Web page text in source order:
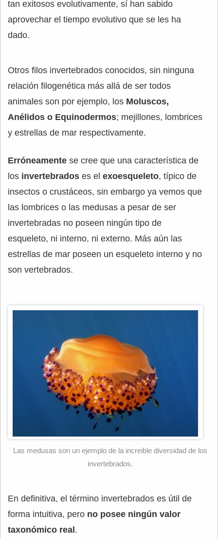
tan exitosos evolutivamente, sí han sabido
aprovechar el tiempo evolutivo que se les ha
dado.
Otros filos invertebrados conocidos, sin ninguna
relación filogenética más allá de ser todos
animales son por ejemplo, los Moluscos,
Anélidos o Equinodermos; mejillones, lombrices
y estrellas de mar respectivamente.
Erróneamente se cree que una característica de
los invertebrados es el exoesqueleto, típico de
insectos o crustáceos, sin embargo ya vemos que
las lombrices o las medusas a pesar de ser
invertebradas no poseen ningún tipo de
esqueleto, ni interno, ni externo. Más aún las
estrellas de mar poseen un esqueleto interno y no
son vertebrados.
Las medusas son un ejemplo de la increible diversidad de los
invertebrados.
En definitiva, el término invertebrados es útil de
forma intuitiva, pero no posee ningún valor
taxonómico real .